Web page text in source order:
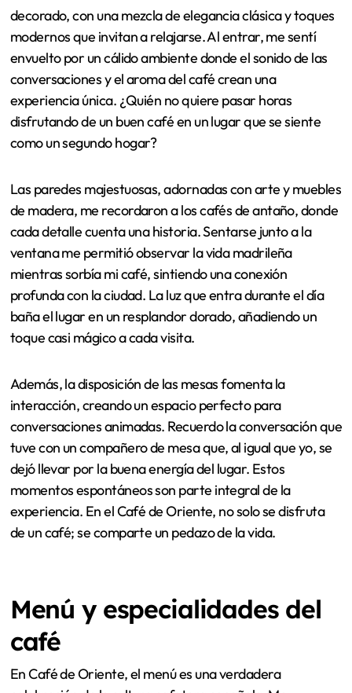
Ambiente y decoración del
café
El ambiente en el Café de Oriente es verdaderamente
decorado, con una mezcla de elegancia clásica y toques
modernos que invitan a relajarse. Al entrar, me sentí
envuelto por un cálido ambiente donde el sonido de las
conversaciones y el aroma del café crean una
experiencia única. ¿Quién no quiere pasar horas
disfrutando de un buen café en un lugar que se siente
como un segundo hogar?
de madera, me recordaron a los cafés de antaño, donde
cada detalle cuenta una historia. Sentarse junto a la
ventana me permitió observar la vida madrileña
mientras sorbía mi café, sintiendo una conexión
profunda con la ciudad. La luz que entra durante el día
baña el lugar en un resplandor dorado, añadiendo un
toque casi mágico a cada visita.
conversaciones animadas. Recuerdo la conversación que
tuve con un compañero de mesa que, al igual que yo, se
dejó llevar por la buena energía del lugar. Estos
momentos espontáneos son parte integral de la
experiencia. En el Café de Oriente, no solo se disfruta